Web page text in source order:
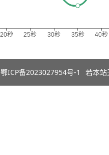
鄂ICP备2023027954号-1 若本